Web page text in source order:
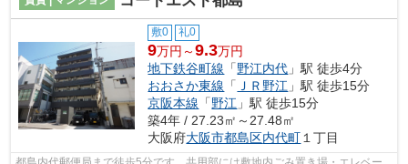
敷0 礼0
9万円～9.3万円
地下鉄谷町線 「野江内代 」駅 徒歩4分
おおさか東線 「 ＪＲ野江 」駅 徒歩15分
京阪本線 「野江 」駅 徒歩15分
築4年 / 27.23㎡～27.48㎡
大阪府大阪市都島区内代町 １丁目